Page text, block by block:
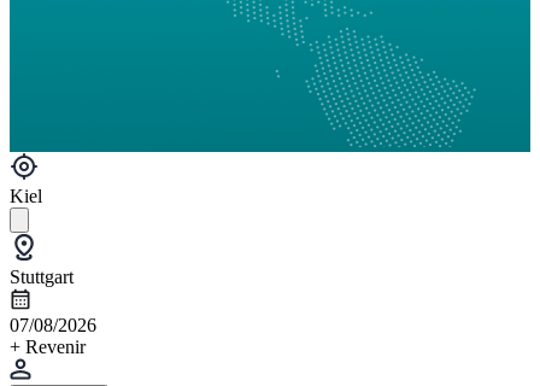
Kiel
Stuttgart
07/08/2026
+ Revenir